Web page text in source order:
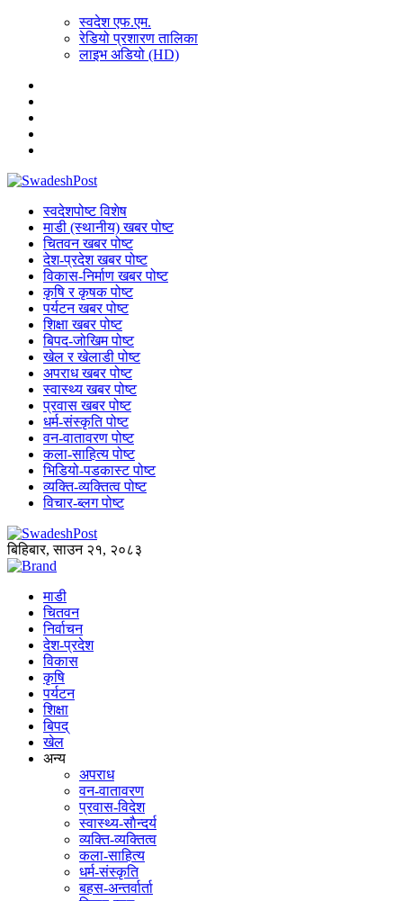
स्वदेश एफ.एम.
रेडियो प्रशारण तालिका
लाइभ अडियो (HD)
स्वदेशपोष्ट विशेष
माडी (स्थानीय) खबर पोष्ट
चितवन खबर पोष्ट
देश-प्रदेश खबर पोष्ट
विकास-निर्माण खबर पोष्ट
कृषि र कृषक पोष्ट
पर्यटन खबर पोष्ट
शिक्षा खबर पोष्ट
बिपद-जोखिम पोष्ट
खेल र खेलाडी पोष्ट
अपराध खबर पोष्ट
स्वास्थ्य खबर पोष्ट
प्रवास खबर पोष्ट
धर्म-संस्कृति पोष्ट
वन-वातावरण पोष्ट
कला-साहित्य पोष्ट
भिडियो-पडकास्ट पोष्ट
व्यक्ति-व्यक्तित्व पोष्ट
विचार-ब्लग पोष्ट
बिहिबार, साउन २१, २०८३
माडी
चितवन
निर्वाचन
देश-प्रदेश
विकास
कृषि
पर्यटन
शिक्षा
बिपद्
खेल
अन्य
अपराध
वन-वातावरण
प्रवास-विदेश
स्वास्थ्य-साैन्दर्य
व्यक्ति-व्यक्तित्व
कला-साहित्य
धर्म-संस्कृति
बहस-अन्तर्वार्ता